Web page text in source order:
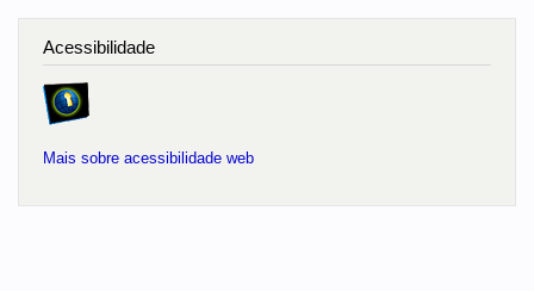
Acessibilidade
Mais sobre acessibilidade web